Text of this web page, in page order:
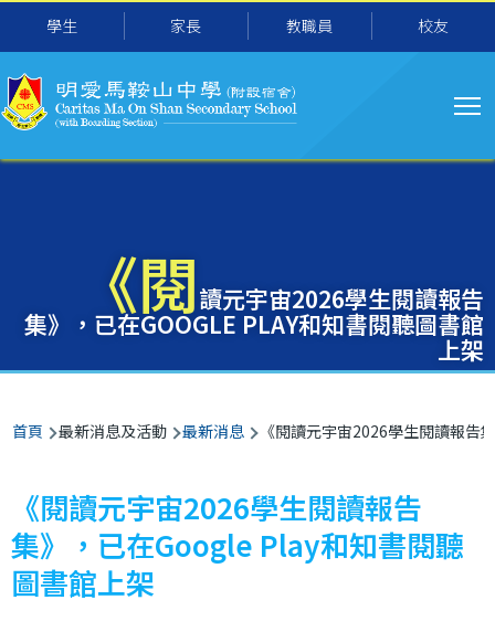
移至主內容
學生 家長 教職員 校友
导
航
《閱讀元宇宙2026學生閱讀報告
集》，已在GOOGLE PLAY和知書閱聽圖書館
上架
導
航
連
結
首頁 最新消息及活動 最新消息 《閱讀元宇宙2026學生閱讀報告
《閱讀元宇宙2026學生閱讀報告
集》，已在Google Play和知書閱聽
圖書館上架